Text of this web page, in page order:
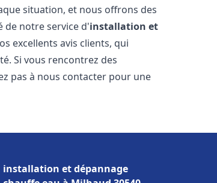
situation, et nous offrons des
de notre service d'installation et
excellents avis clients, qui
Si vous rencontrez des
pas à nous contacter pour une
installation et dépannage